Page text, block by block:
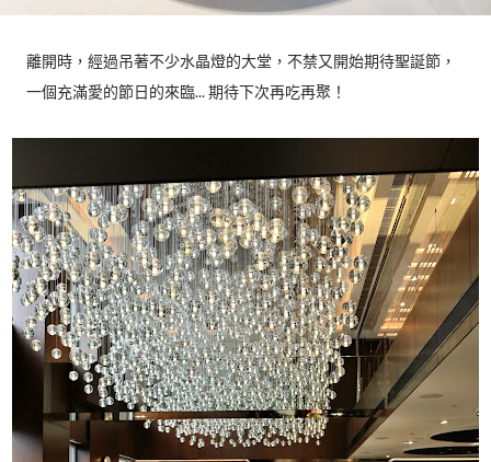
離開時，經過吊著不少水晶燈的大堂，不禁又開始期待聖誕節，
一個充滿愛的節日的來臨... 期待下次再吃再聚！